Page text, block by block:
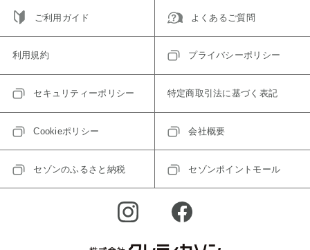
ご利用ガイド よくあるご質問
利用規約 プライバシーポリシー
セキュリティーポリシー 特定商取引法に基づく表記
Cookieポリシー 会社概要
セゾンのふるさと納税 セゾンポイントモール